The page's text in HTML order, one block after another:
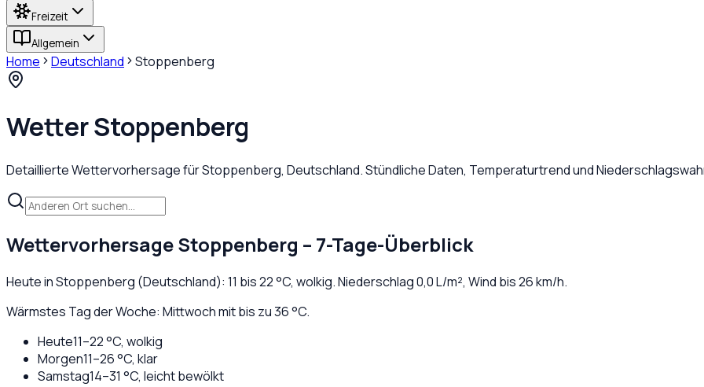
Freizeit
Allgemein
Home Deutschland Stoppenberg
WetterStoppenberg
Detaillierte Wettervorhersage fürStoppenberg, Deutschland. Stündliche Daten, Temperaturtrend und
WettervorhersageStoppenberg – 7-Tage-Überblick
Heute inStoppenberg (Deutschland): 11 bis22°C, wolkig. Niederschlag0,0L/m², Wind bis26km/h.
Wärmstes Tag der Woche: Mittwoch mit bis zu 36 °C.
Heute11–22°C, wolkig
Morgen11–26°C, klar
Samstag14–31 °C, leicht bewölkt